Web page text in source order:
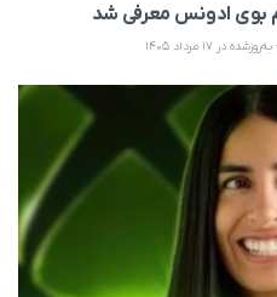
بوی ادونس معرفی شد